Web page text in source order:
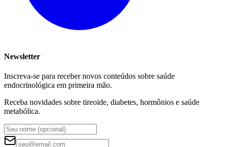
Newsletter
Inscreva-se para receber novos conteúdos sobre saúde
endocrinológica em primeira mão.
Receba novidades sobre tireoide, diabetes, hormônios e saúde
metabólica.